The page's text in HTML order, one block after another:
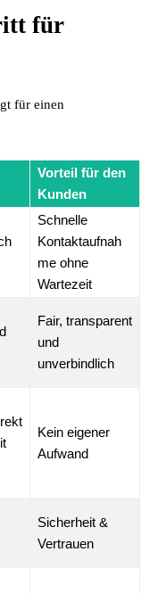
für
für einen
Vorteil für den
Kunden
Schnelle
Kontaktaufnah
me ohne
Wartezeit
Fair, transparent
und
unverbindlich
Kein eigener
Aufwand
Sicherheit &
Vertrauen